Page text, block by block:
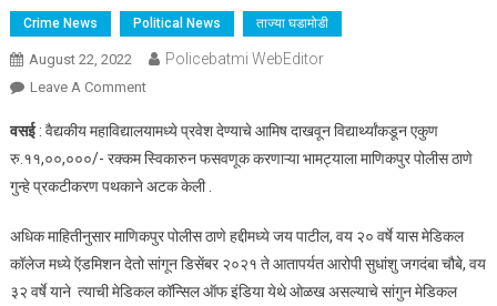
Crime News Political News ताज्या घडामोडी
August 22, 2022 Policebatmi WebEditor
Leave A CommentOn वैद्यकीय महाविद्यालयामध्ये प्रवेश देण्याचे आमिष दाखवून विद्यार्थ्यांची
अटक.
वसई: वैद्यकीय महाविद्यालयामध्ये प्रवेश देण्याचे आमिष दाखवून विद्यार्थ्यांकडून एकुण
रु.११,००,०००/- रक्कम स्विकारुन फसवणूक करणाऱ्या भामट्याला माणिकपुर पोलीस ठाणे
गुन्हे प्रकटीकरण पथकाने अटक केली .
अधिक माहितीनुसार माणिकपुर पोलीस ठाणे हद्दीमध्ये जय पाटील, वय २० वर्षे यास मेडिकल
कॉलेज मध्ये ऍडमिशन देतो सांगून डिसेंबर २०२१ ते आतापर्यत आरोपी सुधांशु जगदंबा चौबे, वय
३२ वर्षे याने त्याची मेडिकल कॉन्सिल ऑफ इंडिया येथे ओळख असल्याचे सांगुन मेडिकल